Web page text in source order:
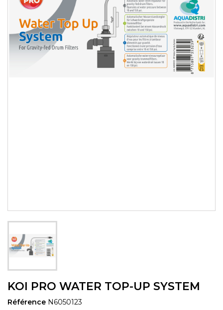
KOI PRO WATER TOP-UP SYSTEM
Référence N6050123